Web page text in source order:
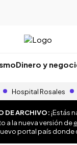
Dinero y
Hospital Rosales
DE ARCHIVO:¡Estás
a la nueva versión de
portal país